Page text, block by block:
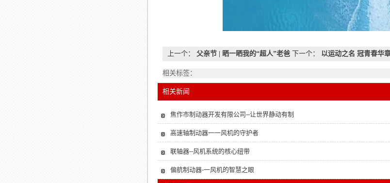
上一个： 父亲节 | 晒一晒我的“超人”老爸 下一个： 以运动之名 冠青春华
相关标签：
相关新闻
焦作市制动器开发有限公司--让世界静动有制
高速轴制动器一一风机的守护者
联轴器--风机系统的核心纽带
偏航制动器-一风机的智慧之眼